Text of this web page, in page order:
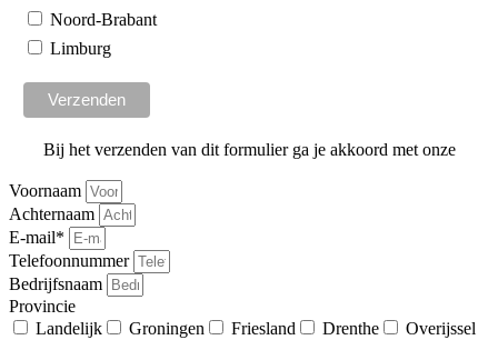
Noord-Brabant
Limburg
Bij het verzenden van dit formulier ga je akkoord met onze
Voornaam
Achternaam
E-mail*
Telefoonnummer
Bedrijfsnaam
Provincie
Landelijk
Groningen Friesland Drenthe
Overijssel